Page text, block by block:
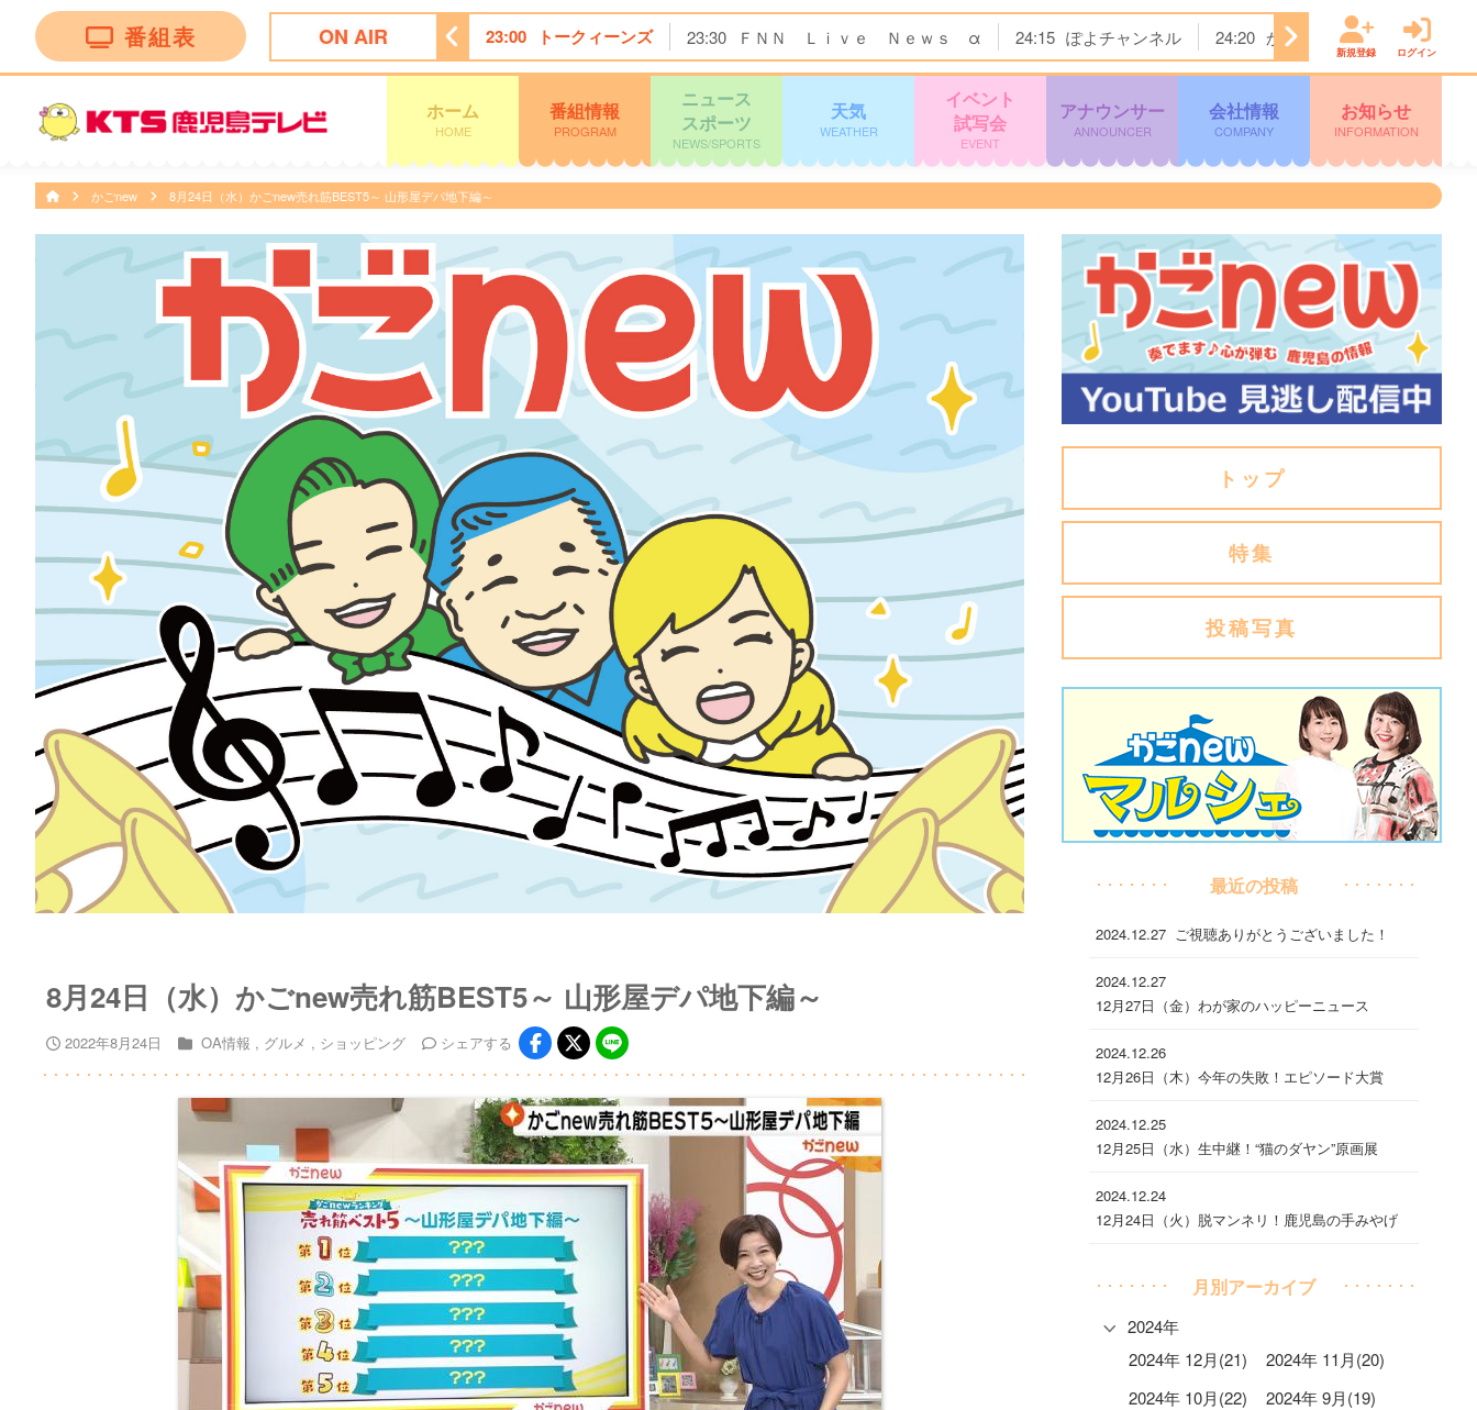
番組表 ON AIR
22:00 ＜木曜劇場＞ラストノート 22:54 天気予報 23:00 トークィーンズ 23:30 ＦＮＮ Ｌｉｖｅ Ｎｅｗｓ α 24:15 ぽよチャンネル 24:20 かまいたちの机上の空論城
新規登録 ログイン
ホーム
HOME
番組情報
PROGRAM
ニュース
スポーツ
NEWS/SPORTS
天気
WEATHER
イベント
試写会
EVENT
アナウンサー
ANNOUNCER
会社情報
COMPANY
お知らせ
INFORMATION
かごnew 8月24日（水）かごnew売れ筋BEST5～ 山形屋デパ地下編～
8月24日（水）かごnew売れ筋BEST5～ 山形屋デパ地下編～
2022年8月24日 OA情報 グルメ ショッピング シェアする
トップ
特集
投稿写真
最近の投稿
2024.12.27 ご視聴ありがとうございました！
2024.12.27
12月27日（金）わが家のハッピーニュース
2024.12.26
12月26日（木）今年の失敗！エピソード大賞
2024.12.25
12月25日（水）生中継！“猫のダヤン”原画展
2024.12.24
12月24日（火）脱マンネリ！鹿児島の手みやげ
月別アーカイブ
2024年
2024年 12月(21)
2024年 11月(20)
2024年 10月(22)
2024年 9月(19)